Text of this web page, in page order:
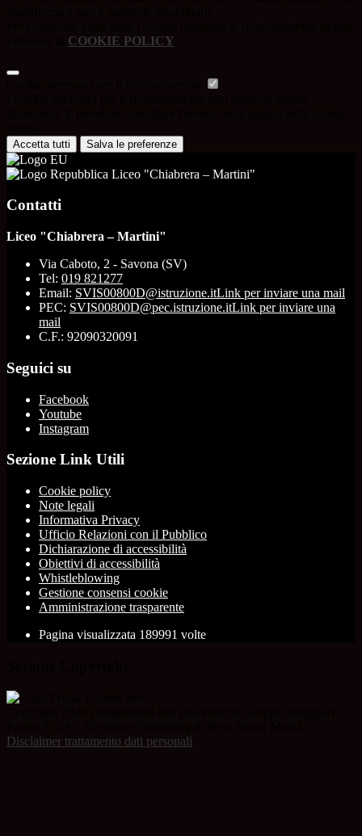
COOKIE POLICY
Accetta tutti Salva le preferenze
Liceo "Chiabrera – Martini"
Contatti
Liceo "Chiabrera – Martini"
Via Caboto, 2 - Savona (SV)
Tel: 019 821277
Email: SVIS00800D@istruzione.itLink per inviare una mail
PEC: SVIS00800D@pec.istruzione.itLink per inviare una
mail
C.F.: 92090320091
Seguici su
Facebook
Youtube
Instagram
Sezione Link Utili
Cookie policy
Note legali
Informativa Privacy
Ufficio Relazioni con il Pubblico
Dichiarazione di accessibilità
Obiettivi di accessibilità
Whistleblowing
Gestione consensi cookie
Amministrazione trasparente
Pagina visualizzata 189991 volte
Disclaimer trattamento dati personali